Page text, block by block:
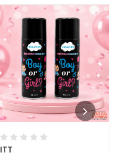
ITT